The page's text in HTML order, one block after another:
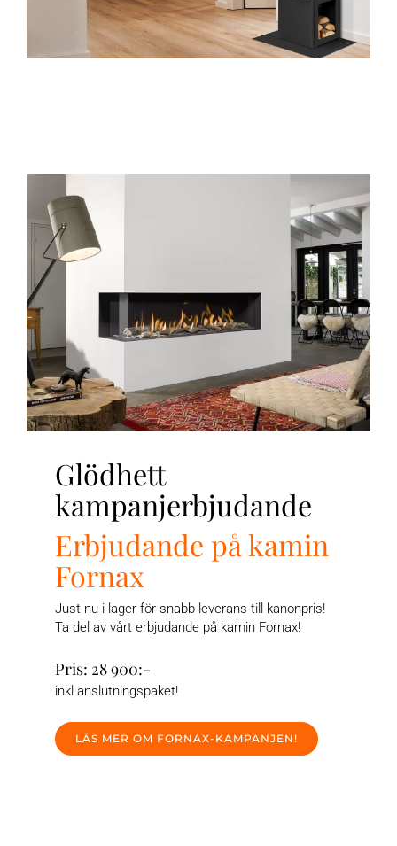
Glödhett
kampanjerbjudande
Erbjudande på kamin
Fornax
Just nu i lager för snabb leverans till kanonpris!
Ta del av vårt erbjudande på kamin Fornax!
Pris: 28 900:-
inkl anslutningspaket!
LÄS MER OM FORNAX-KAMPANJEN!